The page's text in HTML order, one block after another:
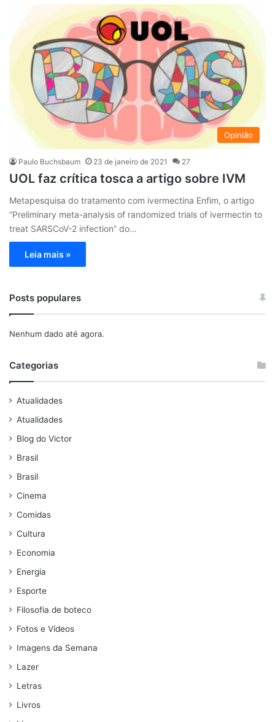
Opinião
Paulo Buchsbaum 23 de janeiro de 2021 27
UOL faz crítica tosca a artigo sobre IVM
Metapesquisa do tratamento com ivermectina Enfim, o artigo
“Preliminary meta-analysis of randomized trials of ivermectin to
treat SARSCoV-2 infection” do…
Leia mais »
Posts populares
Nenhum dado até agora.
Categorias
Atualidades
Atualidades
Blog do Victor
Brasil
Brasil
Cinema
Comidas
Cultura
Economia
Energia
Esporte
Filosofia de boteco
Fotos e Vídeos
Imagens da Semana
Lazer
Letras
Livros